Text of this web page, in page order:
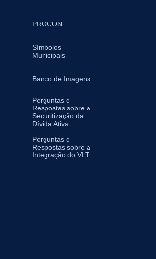
PROCON
Símbolos
Municipais
Banco de Imagens
Perguntas e
Respostas sobre a
Securitização da
Dívida Ativa
Perguntas e
Respostas sobre a
Integração do VLT